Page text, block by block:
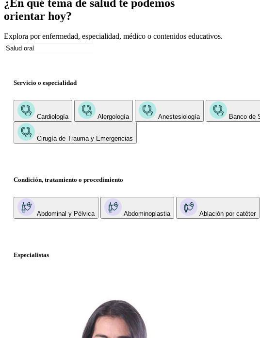
¿En qué tema de salud te podemos
orientar hoy?
Explora por enfermedad, especialidad, médico o contenidos educativos.
Servicio o especialidad
Cardiología Alergología Anestesiología Banco de
Cirugía de Trauma y Emergencias
Condición, tratamiento o procedimiento
Abdominal y Pélvica Abdominoplastia Ablación por catéter
Especialistas